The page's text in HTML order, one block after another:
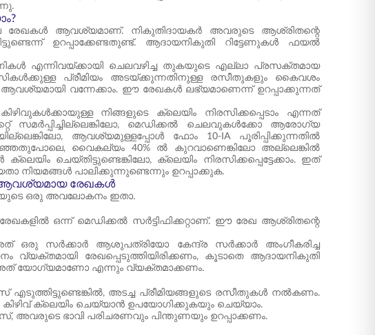
രേഖകൾ ആവശ്യമാണ്. നികുതിദായകർ അവരുടെ ആശ്രിതന്റെ
ഉറപ്പാക്കേണ്ടതുണ്ട്. ആദായനികുതി റിട്ടേണുകൾ ഫയൽ
എന്നിവയ്ക്കായി ചെലവഴിച്ച തുകയുടെ എല്ലാ പ്രസക്തമായ
പ്രീമിയം അടയ്ക്കുന്നതിനുള്ള രസീതുകളും കൈവശം
വന്നേക്കാം. ഈ രേഖകൾ ലഭ്യമാണെന്ന് ഉറപ്പാക്കുന്നത്
നിങ്ങളുടെ ക്ലെയിം നിരസിക്കപ്പെടാം എന്നത്
സമർപ്പിച്ചില്ലെങ്കിലോ, മെഡിക്കൽ ചെലവുകൾക്കോ ആരോഗ്യ
ആവശ്യമുള്ളപ്പോൾ ഫോം 10-IA പൂരിപ്പിക്കുന്നതിൽ
പറഞ്ഞതുപോലെ, വൈകല്യം 40% ൽ കുറവാണെങ്കിലോ അല്ലെങ്കിൽ
ചെയ്തിട്ടുണ്ടെങ്കിലോ, ക്ലെയിം നിരസിക്കപ്പെട്ടേക്കാം. ഇത്
നിയമങ്ങൾ പാലിക്കുന്നുണ്ടെന്നും ഉറപ്പാക്കുക.
ആവശ്യമായ രേഖകൾ
ഒരു അവലോകനം ഇതാ.
ഒന്ന് മെഡിക്കൽ സർട്ടിഫിക്കറ്റാണ്. ഈ രേഖ ആശ്രിതന്റെ
ഒരു സർക്കാർ ആശുപത്രിയോ കേന്ദ്ര സർക്കാർ അംഗീകരിച്ച
വ്യക്തമായി രേഖപ്പെടുത്തിയിരിക്കണം, കൂടാതെ ആദായനികുതി
യോഗ്യമാണോ എന്നും വ്യക്തമാക്കണം.
എടുത്തിട്ടുണ്ടെങ്കിൽ, അടച്ച പ്രീമിയങ്ങളുടെ രസീതുകൾ നൽകണം.
ക്ലെയിം ചെയ്യാൻ ഉപയോഗിക്കുകയും ചെയ്യാം.
അവരുടെ ഭാവി പരിചരണവും പിന്തുണയും ഉറപ്പാക്കണം.